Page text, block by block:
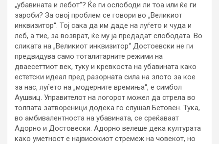
„убавината и лебот“? Ќе ги ослободи ли тоа или ќе ги
зароби? За овој проблем се говори во „Великиот
инквизитор“. Тој сака да им даде на луѓето и чуда и
леб, а тие, за возврат, ќе му ја предадат слободата. Во
сликата на „Великиот инквизитор“ Достоевски не ги
предвидува само тоталитарните режими на
дваесеттиот век, туку и кревкоста на убавината како
естетски идеал пред разорната сила на злото за кое
за нас, луѓето на „модерните времиња“, е симбол
Аушвиц. Управителот на логорот можел да стрела во
толпата затвореници додека го слушал Бетовен. Тука,
во амбивалентноста на убавината, се среќаваат
Адорно и Достовески. Адорно велеше дека културата
како уметност е највисокиот стремеж на човекот, но